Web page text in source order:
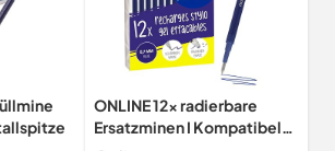
ONLINE 12x radierbare
Ersatzminen I Kompatibel